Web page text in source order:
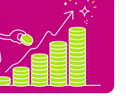
ആശയം ഒരു സയൻസ്
ഇന്ന്, അത്
എല്ലാം
സമീപകാല സാങ്കേതിക
എന്തിനെക്കുറിച്ചും
കഴിയുന്ന ഒരു ലോകത്തേക്ക്